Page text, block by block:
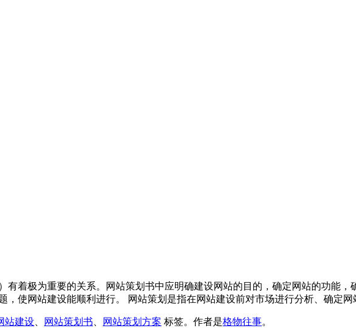
着极为重要的关系。网站策划书中应明确建设网站的目的，确定网站的功能，
，使网站建设能顺利进行。 网站策划是指在网站建设前对市场进行分析、确定
站建设 网站策划书 网站策划方案 标签。 作者是格物往事。